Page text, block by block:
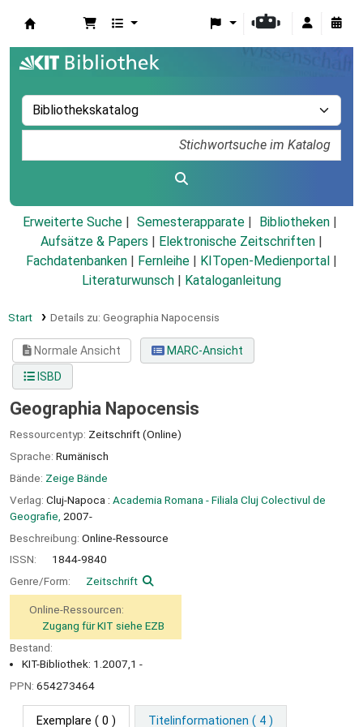
Erweiterte Suche Semesterapparate
Bibliotheken
Aufsätze & Papers
Elektronische Zeitschriften
Fachdatenbanken
Fernleihe KITopen-Medienportal
Literaturwunsch
Kataloganleitung
Start Details zu: Geographia Napocensis
Normale Ansicht
MARC-Ansicht
ISBD
Geographia Napocensis
Ressourcentyp: Zeitschrift (Online)
Sprache: Rumänisch
Bände: Zeige Bände
Verlag: Cluj-Napoca : Academia Romana - Filiala Cluj Colectivul de
Geografie, 2007-
Beschreibung: Online-Ressource
ISSN:
1844-9840
Genre/Form:
Zeitschrift
Online-Ressourcen:
Zugang für KIT siehe EZB
Bestand:
KIT-Bibliothek: 1.2007,1 -
PPN: 654273464
Exemplare ( 0 ) Titelinformationen ( 4 )